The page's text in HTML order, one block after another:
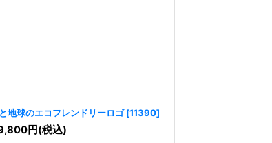
地球のエコフレンドリーロゴ [11390]
円(税込)